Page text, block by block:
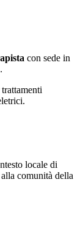
con sede in
locale di
comunità della